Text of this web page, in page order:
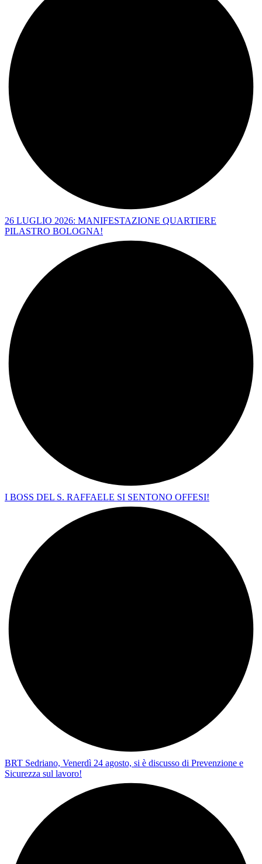
26 LUGLIO 2026: MANIFESTAZIONE QUARTIERE
PILASTRO BOLOGNA!
I BOSS DEL S. RAFFAELE SI SENTONO OFFESI!
BRT Sedriano, Venerdì 24 agosto, si è discusso di Prevenzione e
Sicurezza sul lavoro!